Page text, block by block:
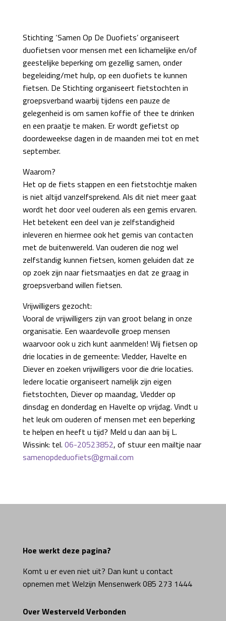
Stichting ‘Samen Op De Duofiets’ organiseert
duofietsen voor mensen met een lichamelijke en/of
geestelijke beperking om gezellig samen, onder
begeleiding/met hulp, op een duofiets te kunnen
fietsen. De Stichting organiseert fietstochten in
groepsverband waarbij tijdens een pauze de
gelegenheid is om samen koffie of thee te drinken
en een praatje te maken. Er wordt gefietst op
doordeweekse dagen in de maanden mei tot en met
september.
Waarom?
Het op de fiets stappen en een fietstochtje maken
is niet altijd vanzelfsprekend. Als dit niet meer gaat
wordt het door veel ouderen als een gemis ervaren.
Het betekent een deel van je zelfstandigheid
inleveren en hiermee ook het gemis van contacten
met de buitenwereld. Van ouderen die nog wel
zelfstandig kunnen fietsen, komen geluiden dat ze
op zoek zijn naar fietsmaatjes en dat ze graag in
groepsverband willen fietsen.
Vrijwilligers gezocht:
Vooral de vrijwilligers zijn van groot belang in onze
organisatie. Een waardevolle groep mensen
waarvoor ook u zich kunt aanmelden! Wij fietsen op
drie locaties in de gemeente: Vledder, Havelte en
Diever en zoeken vrijwilligers voor die drie locaties.
Iedere locatie organiseert namelijk zijn eigen
fietstochten, Diever op maandag, Vledder op
dinsdag en donderdag en Havelte op vrijdag. Vindt u
het leuk om ouderen of mensen met een beperking
te helpen en heeft u tijd? Meld u dan aan bij L.
Wissink: tel. 06-20523852, of stuur een mailtje naar
samenopdeduofiets@gmail.com
Hoe werkt deze pagina?
Komt u er even niet uit? Dan kunt u contact
opnemen met Welzijn Mensenwerk 085 273 1444
Over Westerveld Verbonden